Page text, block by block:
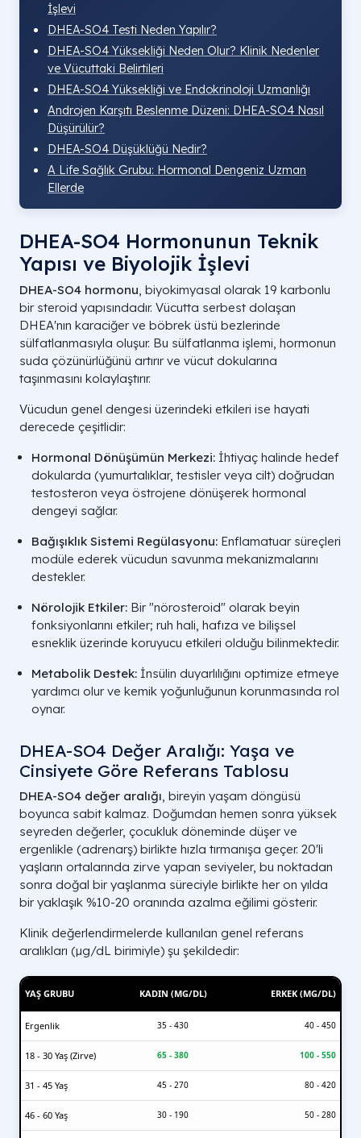
İşlevi
DHEA-SO4 Testi Neden Yapılır?
DHEA-SO4 Yüksekliği Neden Olur? Klinik Nedenler
ve Vücuttaki Belirtileri
DHEA-SO4 Yüksekliği ve Endokrinoloji Uzmanlığı
Androjen Karşıtı Beslenme Düzeni: DHEA-SO4 Nasıl
Düşürülür?
DHEA-SO4 Düşüklüğü Nedir?
A Life Sağlık Grubu: Hormonal Dengeniz Uzman
Ellerde
DHEA-SO4 Hormonunun Teknik
Yapısı ve Biyolojik İşlevi
DHEA-SO4 hormonu, biyokimyasal olarak 19 karbonlu
bir steroid yapısındadır. Vücutta serbest dolaşan
DHEA'nın karaciğer ve böbrek üstü bezlerinde
sülfatlanmasıyla oluşur. Bu sülfatlanma işlemi, hormonun
suda çözünürlüğünü artırır ve vücut dokularına
taşınmasını kolaylaştırır.
Vücudun genel dengesi üzerindeki etkileri ise hayati
derecede çeşitlidir:
Hormonal Dönüşümün Merkezi: İhtiyaç halinde hedef
dokularda (yumurtalıklar, testisler veya cilt) doğrudan
testosteron veya östrojene dönüşerek hormonal
dengeyi sağlar.
Bağışıklık Sistemi Regülasyonu: Enflamatuar süreçleri
modüle ederek vücudun savunma mekanizmalarını
destekler.
Nörolojik Etkiler: Bir "nörosteroid" olarak beyin
fonksiyonlarını etkiler; ruh hali, hafıza ve bilişsel
esneklik üzerinde koruyucu etkileri olduğu bilinmektedir.
Metabolik Destek: İnsülin duyarlılığını optimize etmeye
yardımcı olur ve kemik yoğunluğunun korunmasında rol
oynar.
DHEA-SO4 Değer Aralığı: Yaşa ve
Cinsiyete Göre Referans Tablosu
DHEA-SO4 değer aralığı, bireyin yaşam döngüsü
boyunca sabit kalmaz. Doğumdan hemen sonra yüksek
seyreden değerler, çocukluk döneminde düşer ve
ergenlikle (adrenarş) birlikte hızla tırmanışa geçer. 20'li
yaşların ortalarında zirve yapan seviyeler, bu noktadan
sonra doğal bir yaşlanma süreciyle birlikte her on yılda
bir yaklaşık %10-20 oranında azalma eğilimi gösterir.
Klinik değerlendirmelerde kullanılan genel referans
aralıkları (µg/dL birimiyle) şu şekildedir:
YAŞ GRUBU KADIN (ΜG/DL) ERKEK (ΜG/DL)
Ergenlik 35 - 430 40 - 450
18 - 30 Yaş (Zirve) 65 - 380 100 - 550
31 - 45 Yaş 45 - 270 80 - 420
46 - 60 Yaş 30 - 190 50 - 280